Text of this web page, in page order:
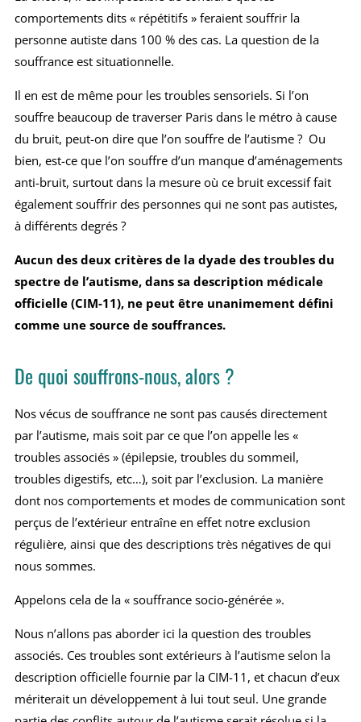
comportements dits « répétitifs » feraient souffrir la
personne autiste dans 100 % des cas. La question de la
souffrance est situationnelle.
Il en est de même pour les troubles sensoriels. Si l’on
souffre beaucoup de traverser Paris dans le métro à cause
du bruit, peut-on dire que l’on souffre de l’autisme ? Ou
bien, est-ce que l’on souffre d’un manque d’aménagements
anti-bruit, surtout dans la mesure où ce bruit excessif fait
également souffrir des personnes qui ne sont pas autistes,
à différents degrés ?
Aucun des deux critères de la dyade des troubles du
spectre de l’autisme, dans sa description médicale
officielle (CIM-11), ne peut être unanimement défini
comme une source de souffrances.
De quoi souffrons-nous, alors ?
Nos vécus de souffrance ne sont pas causés directement
par l’autisme, mais soit par ce que l’on appelle les «
troubles associés » (épilepsie, troubles du sommeil,
troubles digestifs, etc…), soit par l’exclusion. La manière
dont nos comportements et modes de communication sont
perçus de l’extérieur entraîne en effet notre exclusion
régulière, ainsi que des descriptions très négatives de qui
nous sommes.
Appelons cela de la « souffrance socio-générée ».
Nous n’allons pas aborder ici la question des troubles
associés. Ces troubles sont extérieurs à l’autisme selon la
description officielle fournie par la CIM-11, et chacun d’eux
mériterait un développement à lui tout seul. Une grande